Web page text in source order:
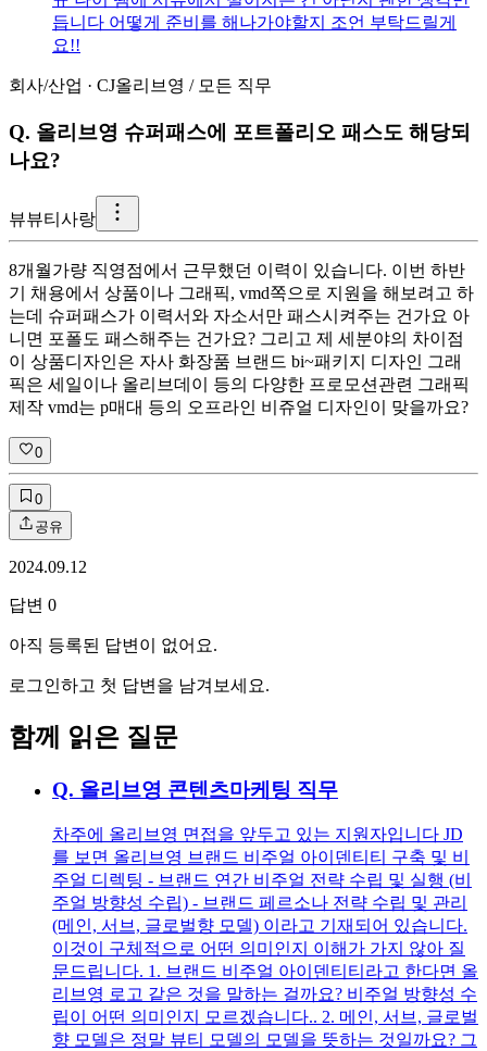
듭니다 어떻게 준비를 해나가야할지 조언 부탁드릴게
요!!
회사/산업 · CJ올리브영 / 모든 직무
Q. 올리브영 슈퍼패스에 포트폴리오 패스도 해당되
나요?
뷰뷰티사랑
8개월가량 직영점에서 근무했던 이력이 있습니다. 이번 하반
기 채용에서 상품이나 그래픽, vmd쪽으로 지원을 해보려고 하
는데 슈퍼패스가 이력서와 자소서만 패스시켜주는 건가요 아
니면 포폴도 패스해주는 건가요? 그리고 제 세분야의 차이점
이 상품디자인은 자사 화장품 브랜드 bi~패키지 디자인 그래
픽은 세일이나 올리브데이 등의 다양한 프로모션관련 그래픽
제작 vmd는 p매대 등의 오프라인 비쥬얼 디자인이 맞을까요?
0
0
공유
2024.09.12
답변 0
아직 등록된 답변이 없어요.
로그인하고 첫 답변을 남겨보세요.
함께 읽은 질문
Q. 올리브영 콘텐츠마케팅 직무
차주에 올리브영 면접을 앞두고 있는 지원자입니다 JD
를 보면 올리브영 브랜드 비주얼 아이덴티티 구축 및 비
주얼 디렉팅 - 브랜드 연간 비주얼 전략 수립 및 실행 (비
주얼 방향성 수립) - 브랜드 페르소나 전략 수립 및 관리
(메인, 서브, 글로벌향 모델) 이라고 기재되어 있습니다.
이것이 구체적으로 어떤 의미인지 이해가 가지 않아 질
문드립니다. 1. 브랜드 비주얼 아이덴티티라고 한다면 올
리브영 로고 같은 것을 말하는 걸까요? 비주얼 방향성 수
립이 어떤 의미인지 모르겠습니다.. 2. 메인, 서브, 글로벌
향 모델은 정말 뷰티 모델의 모델을 뜻하는 것일까요? 그